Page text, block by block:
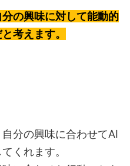
の興味に対して能動的
考えます。
分の興味に合わせてAI
くれます。